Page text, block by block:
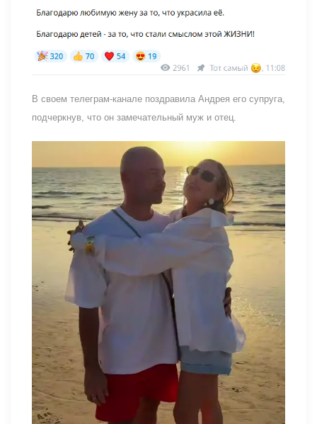
В своем телеграм-канале поздравила Андрея его супруга,
подчеркнув, что он замечательный муж и отец.